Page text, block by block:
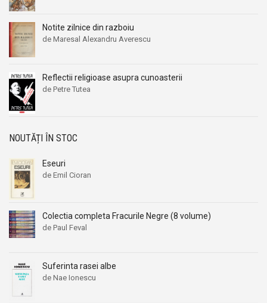
Notite zilnice din razboiu
de Maresal Alexandru Averescu
Reflectii religioase asupra cunoasterii
de Petre Tutea
NOUTĂȚI ÎN STOC
Eseuri
de Emil Cioran
Colectia completa Fracurile Negre (8 volume)
de Paul Feval
Suferinta rasei albe
de Nae Ionescu